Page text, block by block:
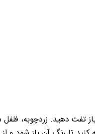
تفت دهید. زردچوبه، فلفل